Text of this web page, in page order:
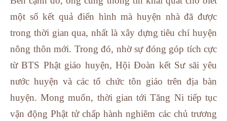
một số kết quả điển hình mà huyện nhà đã được
trong thời gian qua, nhất là xây dựng tiêu chí huyện
nông thôn mới. Trong đó, nhờ sự đóng góp tích cực
từ BTS Phật giáo huyện, Hội Đoàn kết Sư sãi yêu
nước huyện và các tổ chức tôn giáo trên địa bàn
huyện. Mong muốn, thời gian tới Tăng Ni tiếp tục
vận động Phật tử chấp hành nghiêm các chủ trương